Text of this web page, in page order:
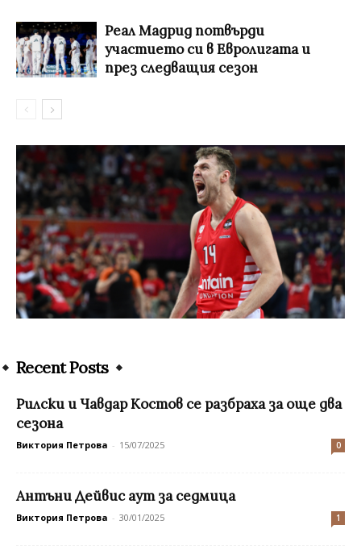
Реал Мадрид потвърди
участието си в Евролигата и
през следващия сезон
Recent Posts
Рилски и Чавдар Костов се разбраха за още два
сезона
Виктория Петрова - 15/07/2025 0
Антъни Дейвис аут за седмица
Виктория Петрова - 30/01/2025 1